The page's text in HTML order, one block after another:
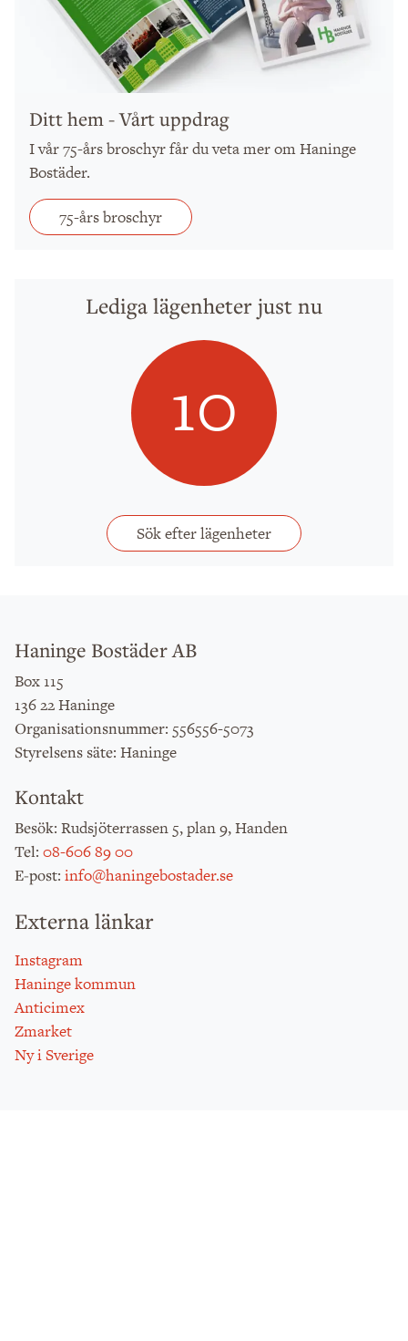
Ditt hem - Vårt uppdrag
I vår 75-års broschyr får du veta mer om Haninge
Bostäder.
75-års broschyr
Lediga lägenheter just nu
10
Sök efter lägenheter
Haninge Bostäder AB
Box 115
136 22 Haninge
Organisationsnummer: 556556-5073
Styrelsens säte: Haninge
Kontakt
Besök: Rudsjöterrassen 5, plan 9, Handen
Tel: 08-606 89 00
E-post: info@haningebostader.se
Externa länkar
Instagram
Haninge kommun
Anticimex
Zmarket
Ny i Sverige